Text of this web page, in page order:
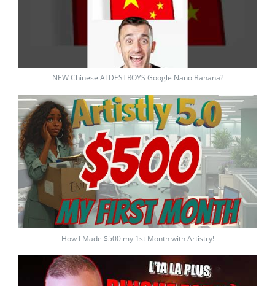
NEW Chinese AI DESTROYS Google Nano Banana?
How I Made $500 my 1st Month with Artistry!